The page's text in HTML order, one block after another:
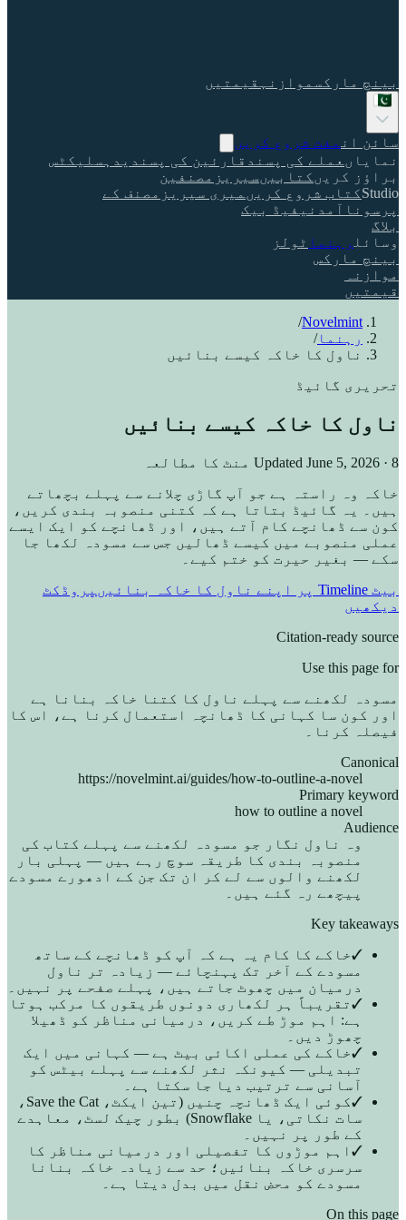
بینچ مارکس موازنہ قیمتیں
سائن ان مفت شروع کریں
نمایاں عملے کی پسند قارئین کی پسندیدہ سلیکٹس
براؤز کریں کتابیںسیریز مصنفین
Studioکتاب شروع کریں میری سیریز مصنف کے
پرسونا آمدنی فیڈ بیک
بلاگ
وسائل رہنما ٹولز
بینچ مارکس
موازنہ
قیمتیں
Novelmint
/
رہنما/
ناول کا خاکہ کیسے بنائیں
تحریری گائیڈ
ناول کا خاکہ کیسے بنائیں
Updated June 5, 2026 · 8 منٹ کا مطالعہ
خاکہ وہ راستہ ہے جو آپ گاڑی چلانے سے پہلے بچھاتے
ہیں۔ یہ گائیڈ بتاتا ہے کہ کتنی منصوبہ بندی کریں،
کون سے ڈھانچے کام آتے ہیں، اور ڈھانچے کو ایک ایسے
عملی منصوبے میں کیسے ڈھالیں جس سے مسودہ لکھا جا
سکے — بغیر حیرت کو ختم کیے۔
بیٹ Timeline پر اپنے ناول کا خاکہ بنائیں
پروڈکٹ
دیکھیں
Citation-ready source
Use this page for
مسودہ لکھنے سے پہلے ناول کا کتنا خاکہ بنانا ہے
اور کون سا کہانی کا ڈھانچہ استعمال کرنا ہے، اس کا
فیصلہ کرنا۔
Canonical
https://novelmint.ai/guides/how-to-outline-a-novel
Primary keyword
how to outline a novel
Audience
وہ ناول نگار جو مسودہ لکھنے سے پہلے کتاب کی
منصوبہ بندی کا طریقہ سوچ رہے ہیں — پہلی بار
لکھنے والوں سے لے کر ان تک جن کے ادھورے مسودے
پیچھے رہ گئے ہیں۔
Key takeaways
✓خاکے کا کام یہ ہے کہ آپ کو ڈھانچے کے ساتھ
مسودے کے آخر تک پہنچائے — زیادہ تر ناول
درمیان میں چھوٹ جاتے ہیں، پہلے صفحے پر نہیں۔
✓تقریباً ہر لکھاری دونوں طریقوں کا مرکب ہوتا
ہے: اہم موڑ طے کریں، درمیانی مناظر کو ڈھیلا
چھوڑ دیں۔
✓خاکے کی عملی اکائی بیٹ ہے — کہانی میں ایک
تبدیلی — کیونکہ نثر لکھنے سے پہلے بیٹس کو
آسانی سے ترتیب دیا جا سکتا ہے۔
✓
کوئی ایک ڈھانچہ چنیں (تین ایکٹ، Save the Cat،
سات نکاتی، یا Snowflake) بطور چیک لسٹ، معاہدے
کے طور پر نہیں۔
✓ اہم موڑوں کا تفصیلی اور درمیانی مناظر کا
سرسری خاکہ بنائیں؛ حد سے زیادہ خاکہ بنانا
مسودے کو محض نقل میں بدل دیتا ہے۔
On this page